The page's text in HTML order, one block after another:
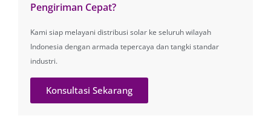
Pengiriman Cepat?
Kami siap melayani distribusi solar ke seluruh wilayah
Indonesia dengan armada tepercaya dan tangki standar
industri.
Konsultasi Sekarang